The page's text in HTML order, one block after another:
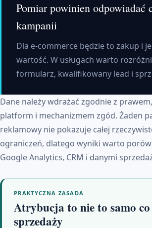
Pomiar powinien odpowiadać
kampanii
Dla e-commerce będzie to zakup i
wartość. W usługach warto
formularz, kwalifikowany lead i
Dane należy wdrażać zgodnie z
platform i mechanizmem zgód. Żaden
reklamowy nie pokazuje całej
ograniczeń, dlatego wyniki warto
Google Analytics, CRM i danymi
PRAKTYCZNA ZASADA
Atrybucja to nie to samo
sprzedaży